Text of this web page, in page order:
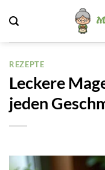
Inhalt
springen
REZEPTE
Leckere
jeden